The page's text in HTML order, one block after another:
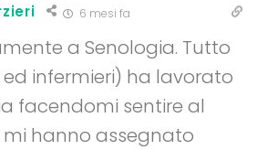
6 mesi fa
a Senologia. Tutto
infermieri) ha lavorato
facendomi sentire al
mi hanno assegnato